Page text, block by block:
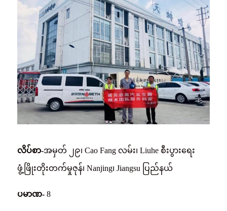
လိပ်စာ-အမှတ် ၂၉၊ Cao Fang လမ်း၊ Liuhe စီးပွားရေး
ဖွံ့ဖြိုးတိုးတက်မှုဇုန်၊ Nanjing၊ Jiangsu ပြည်နယ်
ပမာဏ- 8